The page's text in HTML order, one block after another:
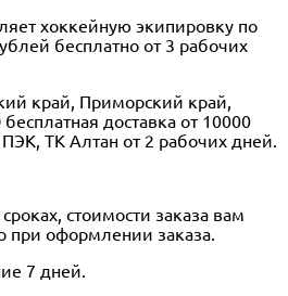
хоккейную экипировку по
бесплатно от 3 рабочих
край, Приморский край,
доставка от 10000
ТК Алтан от 2 рабочих дней.
стоимости заказа вам
при оформлении заказа.
7 дней.